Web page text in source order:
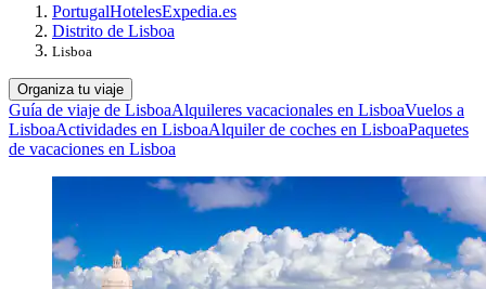
PortugalHotelesExpedia.es
Distrito de Lisboa
Lisboa
Organiza tu viaje
Guía de viaje de LisboaAlquileres vacacionales en LisboaVuelos a
LisboaActividades en LisboaAlquiler de coches en LisboaPaquetes
de vacaciones en Lisboa